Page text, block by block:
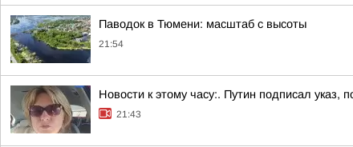
Паводок в Тюмени: масштаб с высоты
21:54
Новости к этому часу:. Путин подписал
21:43